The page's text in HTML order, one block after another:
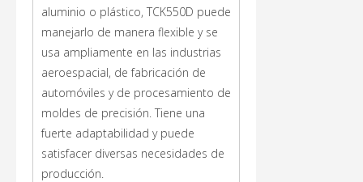
aluminio o plástico, TCK550D puede
manejarlo de manera flexible y se
usa ampliamente en las industrias
aeroespacial, de fabricación de
automóviles y de procesamiento de
moldes de precisión. Tiene una
fuerte adaptabilidad y puede
satisfacer diversas necesidades de
producción.